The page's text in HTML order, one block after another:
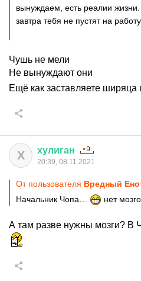
вынуждаем, есть реалии
завтра тебя не пустят на
Чушь не мели
Не вынуждают они
Ещё как заставляете
Х хулиган
20:39, 08.11.2021
От пользователя Вредный
Начальник Чопа…
нет
А там разве нужны мозги? В